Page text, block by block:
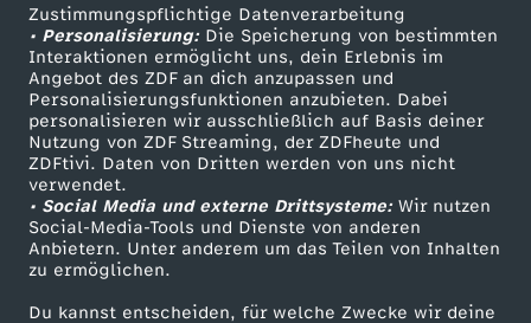
Zustimmungspflichtige Datenverarbeitung
• Personalisierung:Die Speicherung von bestimmten
Interaktionen ermöglicht uns, dein Erlebnis im
Angebot des ZDF an dich anzupassen und
Personalisierungsfunktionen anzubieten. Dabei
personalisieren wir ausschließlich auf Basis deiner
Nutzung von ZDF Streaming, der ZDFheute und
ZDFtivi. Daten von Dritten werden von uns nicht
verwendet.
• Social Media und externe Drittsysteme:Wir nutzen
Social-Media-Tools und Dienste von anderen
Anbietern. Unter anderem um das Teilen von Inhalten
zu ermöglichen.
Du kannst entscheiden, für welche Zwecke wir deine
Livestreams
Sendungen A-Z
TV-Programm
Zuschauerservice
Hilfe
ZDF Unternehmen
Karriere